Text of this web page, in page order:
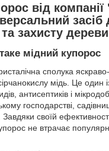
від компанії
засіб
захисту
мідний купорос
сполука
мідь. Це один
антисептиків і
господарстві,
Завдяки своїй
не втрачає